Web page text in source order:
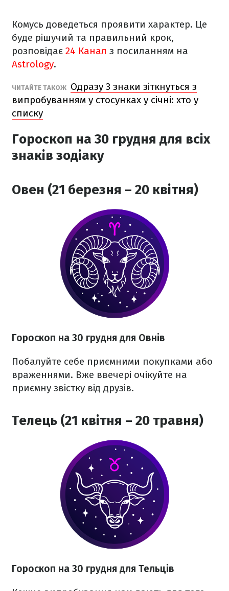
Комусь доведеться проявити характер. Це
буде рішучий та правильний крок,
розповідає 24 Канал з посиланням на
Astrology.
ЧИТАЙТЕ ТАКОЖ Одразу 3 знаки зіткнуться з
випробуванням у стосунках у січні: хто у
списку
Гороскоп на 30 грудня для всіх
знаків зодіаку
Овен (21 березня – 20 квітня)
Гороскоп на 30 грудня для Овнів
Побалуйте себе приємними покупками або
враженнями. Вже ввечері очікуйте на
приємну звістку від друзів.
Телець (21 квітня – 20 травня)
Гороскоп на 30 грудня для Тельців